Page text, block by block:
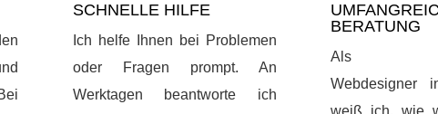
SCHNELLE HILFE
Ich helfe Ihnen bei Problemen
oder Fragen prompt. An
Werktagen beantworte ich
BERATUNG
Als
Webdesigner
weiß ich, wie